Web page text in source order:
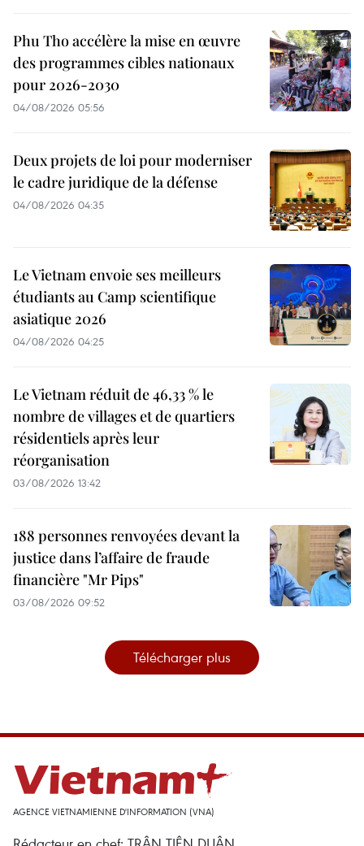
Phu Tho accélère la mise en œuvre
des programmes cibles nationaux
pour 2026-2030
04/08/2026 05:56
Deux projets de loi pour moderniser
le cadre juridique de la défense
04/08/2026 04:35
Le Vietnam envoie ses meilleurs
étudiants au Camp scientifique
asiatique 2026
04/08/2026 04:25
Le Vietnam réduit de 46,33 % le
nombre de villages et de quartiers
résidentiels après leur
réorganisation
03/08/2026 13:42
188 personnes renvoyées devant la
justice dans l’affaire de fraude
financière "Mr Pips"
03/08/2026 09:52
Télécharger plus
AGENCE VIETNAMIENNE D'INFORMATION (VNA)